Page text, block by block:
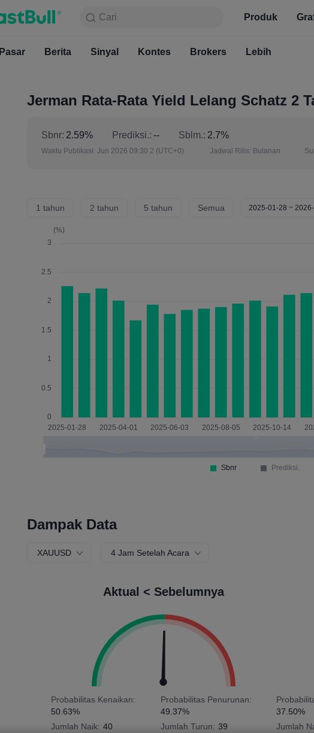
Cari Produk
Pasar Berita Sinyal Kontes
Cari
Gratis Selamanya
Pasar Berita Sinyal Kontes Brokers Lebih
Jerman Rata-Rata Yield Lelang Schatz 2
Sbnr: 2.59% Prediksi.: -- Sblm.: 2.7%
Waktu Publikasi: Jun 2026 09:30 2 (UTC+0) Jadwal Rilis: Bulanan
1 tahun 2 tahun 5 tahun Semua
Dampak Data
XAUUSD 4 Jam Setelah Acara
Aktual < Sebelumnya
Probabilitas Kenaikan:
50.63%
Jumlah Naik: 40
Probabilitas Penurunan:
49.37%
Jumlah Turun: 39
37.50%
Jumlah